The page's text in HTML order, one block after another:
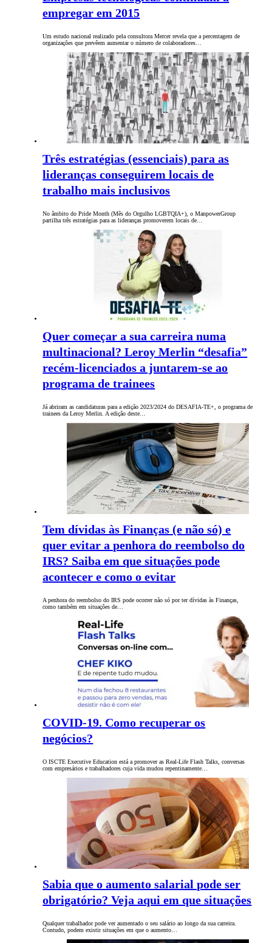
empregar em 2015
Um estudo nacional realizado pela consultora Mercer revela que a percentagem de
organizações que prevêem aumentar o número de colaboradores…
Três estratégias (essenciais) para as
lideranças conseguirem locais de
trabalho mais inclusivos
No âmbito do Pride Month (Mês do Orgulho LGBTQIA+), o ManpowerGroup
partilha três estratégias para as lideranças promoverem locais de…
Quer começar a sua carreira numa
multinacional? Leroy Merlin “desafia”
recém-licenciados a juntarem-se ao
programa de trainees
Já abriram as candidaturas para a edição 2023/2024 do DESAFIA-TE+, o programa de
trainees da Leroy Merlin. A edição deste…
Tem dívidas às Finanças (e não só) e
quer evitar a penhora do reembolso do
IRS? Saiba em que situações pode
acontecer e como o evitar
A penhora do reembolso do IRS pode ocorrer não só por ter dívidas às Finanças,
como também em situações de…
COVID-19. Como recuperar os
negócios?
O ISCTE Executive Education está a promover as Real-Life Flash Talks, conversas
com empresários e trabalhadores cuja vida mudou repentinamente…
Sabia que o aumento salarial pode ser
obrigatório? Veja aqui em que situações
Qualquer trabalhador pode ver aumentado o seu salário ao longo da sua carreira.
Contudo, podem existir situações em que o aumento…